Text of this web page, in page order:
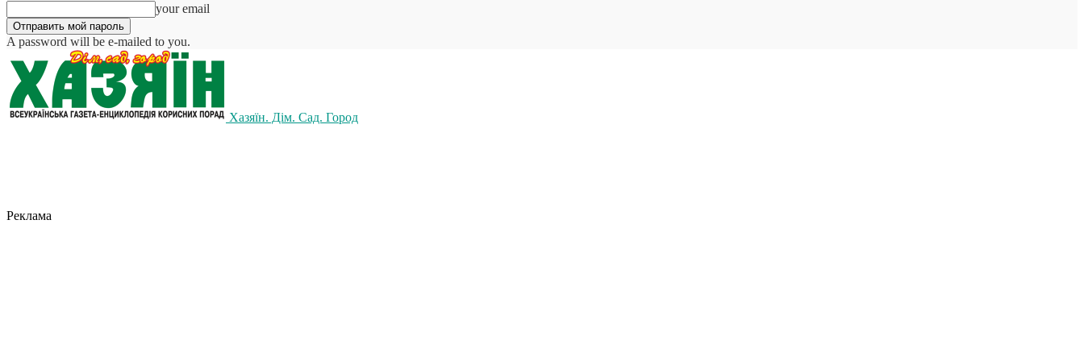
your email
A password will be e-mailed to you.
Хазяїн. Дім. Сад. Город
Реклама